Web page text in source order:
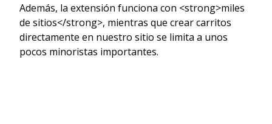
Además, la extensión funciona con <strong>miles
de sitios</strong>, mientras que crear carritos
directamente en nuestro sitio se limita a unos
pocos minoristas importantes.